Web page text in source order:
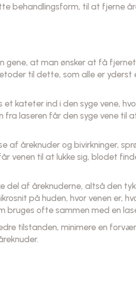
behandlingsform, til at fjerne
gene, at man ønsker at få
til dette, som alle er yderst
kateter ind i den syge vene,
laseren får den syge vene til
af åreknuder og bivirkninger,
venen til at lukke sig, blodet
del af åreknuderne, altså den
på huden, hvor venen er,
bruges ofte sammen med en
tilstanden, minimere en